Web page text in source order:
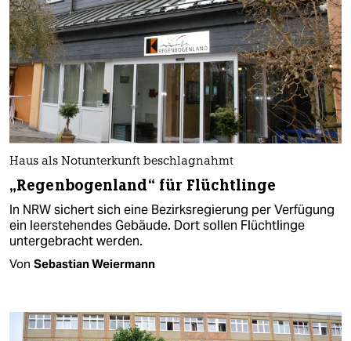
Haus als Notunterkunft beschlagnahmt
„Regenbogenland“ für Flüchtlinge
In NRW sichert sich eine Bezirksregierung per Verfügung
ein leerstehendes Gebäude. Dort sollen Flüchtlinge
untergebracht werden.
Von Sebastian Weiermann